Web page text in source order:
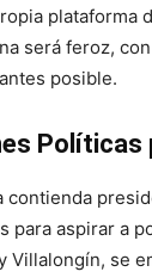
plataforma
será feroz,
posible.
Políticas
contienda
para aspirar a
Villalongín, se